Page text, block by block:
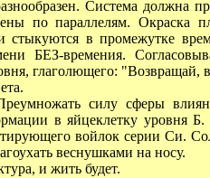
Система должна
по параллелям. Окраска
и стыкуются в промежутке
БЕЗ-времения.
глаголющего: "Возвращай,
силу сферы
в яйцеклетку уровня
войлок серии Си.
веснушками на носу.
и жить будет.